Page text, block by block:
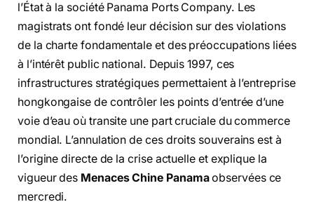
l’État à la société Panama Ports Company. Les
magistrats ont fondé leur décision sur des violations
de la charte fondamentale et des préoccupations liées
à l’intérêt public national. Depuis 1997, ces
infrastructures stratégiques permettaient à l’entreprise
hongkongaise de contrôler les points d’entrée d’une
voie d’eau où transite une part cruciale du commerce
mondial. L’annulation de ces droits souverains est à
l’origine directe de la crise actuelle et explique la
vigueur des Menaces Chine Panamaobservées ce
mercredi.